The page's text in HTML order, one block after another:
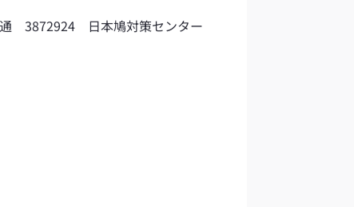
3872924 日本鳩対策センター